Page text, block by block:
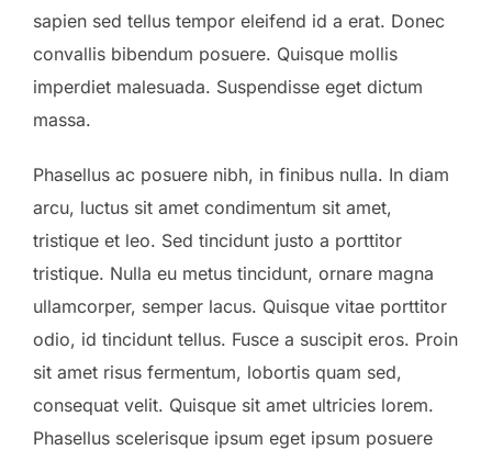
sapien sed tellus tempor eleifend id a erat. Donec
convallis bibendum posuere. Quisque mollis
imperdiet malesuada. Suspendisse eget dictum
massa.
Phasellus ac posuere nibh, in finibus nulla. In diam
arcu, luctus sit amet condimentum sit amet,
tristique et leo. Sed tincidunt justo a porttitor
tristique. Nulla eu metus tincidunt, ornare magna
ullamcorper, semper lacus. Quisque vitae porttitor
odio, id tincidunt tellus. Fusce a suscipit eros. Proin
sit amet risus fermentum, lobortis quam sed,
consequat velit. Quisque sit amet ultricies lorem.
Phasellus scelerisque ipsum eget ipsum posuere